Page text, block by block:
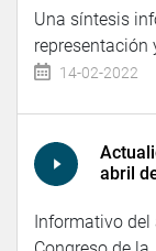
Una síntesis
representación
14-02-2022
abril
Informativo del